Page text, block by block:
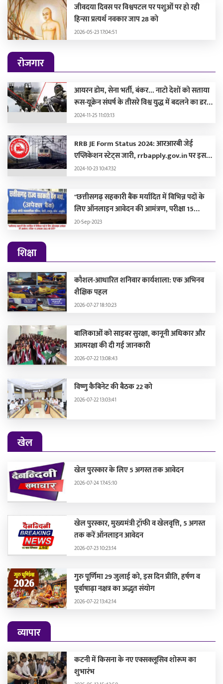
जीवदया दिवस पर विश्वपटल पर पशुओं पर हो रही
हिन्सा प्रत्यर्थ नवकार जाप 28 को
2026-05-23 17:04:51
रोजगार
आयरन डोम, सेना भर्ती, बंकर... नाटो देशों को सताया
रूस-यूक्रेन संघर्ष के तीसरे विश्व युद्ध में बदलने का डर,
लड़ाई की तैयारी में जुटे
2024-11-25 11:03:13
RRB JE Form Status 2024: आरआरबी जेई
एप्लिकेशन स्टेट्स जारी, rrbapply.gov.in पर इस
दिन आएगा एडमिट कार्ड
2024-10-23 10:47:32
"छत्तीसगढ़ सहकारी बैंक मर्यादित में विभिन्न पदों के
लिए ऑनलाइन आवेदन की आमंत्रण, परीक्षा 15
अक्टूबर 2023 को होगी"
20-Sep-2023
शिक्षा
कौशल-आधारित शनिवार कार्यशाला: एक अभिनव
शैक्षिक पहल
2026-07-27 18:10:23
बालिकाओं को साइबर सुरक्षा, कानूनी अधिकार और
आत्मरक्षा की दी गई जानकारी
2026-07-22 13:08:43
विष्णु कैबिनेट की बैठक 22 को
2026-07-22 13:03:41
खेल
खेल पुरस्कार के लिए 5 अगस्त तक आवेदन
2026-07-24 17:45:10
खेल पुरस्कार, मुख्यमंत्री ट्रॉफी व खेलवृत्ति, 5 अगस्त
तक करें ऑनलाइन आवेदन
2026-07-23 10:23:14
गुरु पूर्णिमा 29 जुलाई को, इस दिन प्रीति, हर्षण व
पूर्वाषाढ़ा नक्षत्र का अद्भुत संयोग
2026-07-22 13:42:14
व्यापार
कटनी में किसना के नए एक्सक्लूसिव शोरूम का
शुभारंभ